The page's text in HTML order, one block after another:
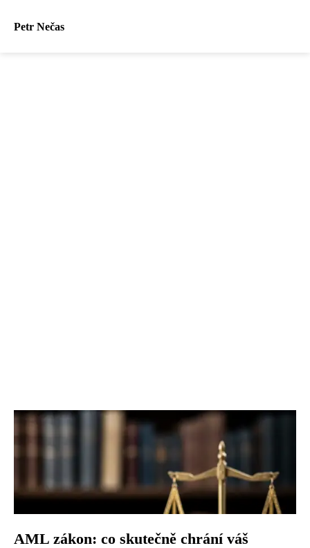
Petr Nečas
AML zákon: co skutečně chrání váš